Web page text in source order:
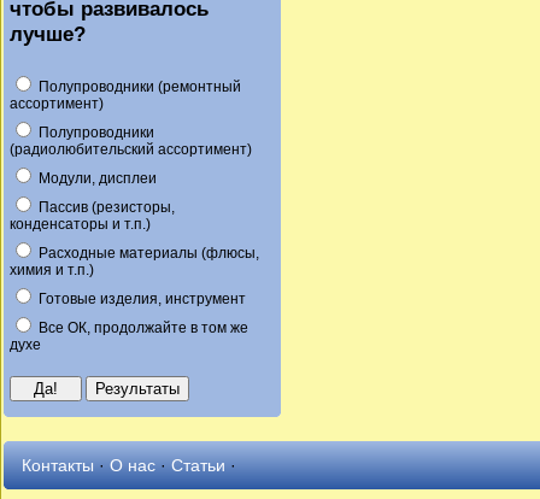
чтобы развивалось
лучше?
Полупроводники (ремонтный
ассортимент)
Полупроводники
(радиолюбительский ассортимент)
Модули, дисплеи
Пассив (резисторы,
конденсаторы и т.п.)
Расходные материалы (флюсы,
химия и т.п.)
Готовые изделия, инструмент
Все ОК, продолжайте в том же
духе
Контакты·О нас·Статьи·